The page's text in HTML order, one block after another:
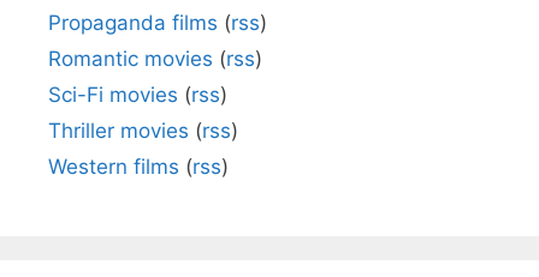
Propaganda films (rss)
Romantic movies (rss)
Sci-Fi movies (rss)
Thriller movies (rss)
Western films (rss)